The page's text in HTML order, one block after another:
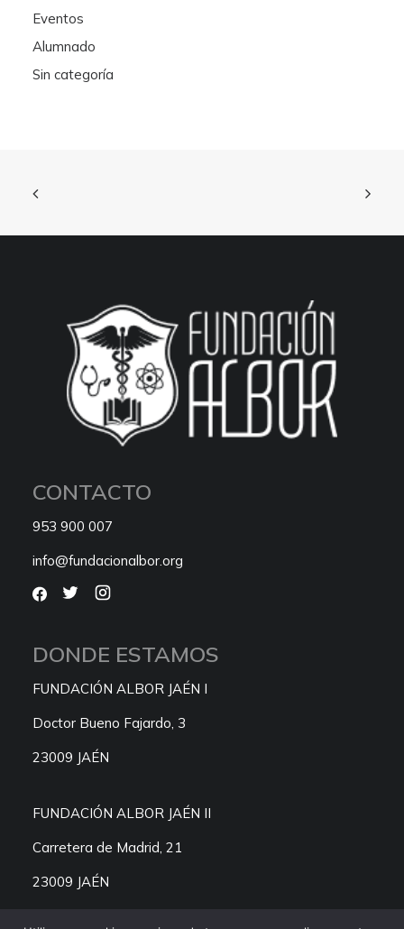
Eventos
Alumnado
Sin categoría
CONTACTO
953 900 007
info@fundacionalbor.org
DONDE ESTAMOS
FUNDACIÓN ALBOR JAÉN I
Doctor Bueno Fajardo, 3
23009 JAÉN
FUNDACIÓN ALBOR JAÉN II
Carretera de Madrid, 21
23009 JAÉN